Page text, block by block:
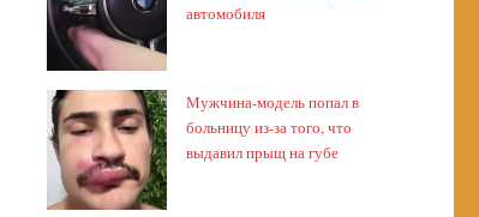
автомобиля
Мужчина-модель попал в
больницу из-за того, что
выдавил прыщ на губе